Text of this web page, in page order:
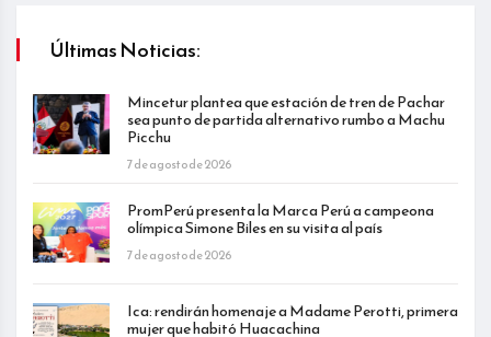
Últimas Noticias:
Mincetur plantea que estación de tren de Pachar
sea punto de partida alternativo rumbo a Machu
Picchu
7 de agosto de 2026
PromPerú presenta la Marca Perú a campeona
olímpica Simone Biles en su visita al país
7 de agosto de 2026
Ica: rendirán homenaje a Madame Perotti, primera
mujer que habitó Huacachina